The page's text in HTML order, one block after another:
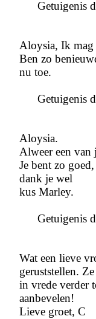
Getuigenis
Aloysia, Ik mag
Ben zo
nu toe.
Getuigenis
Aloysia.
Alweer een van
Je bent zo
dank je wel
kus Marley.
Getuigenis
Wat een lieve
geruststellen.
in vrede verder
aanbevelen!
Lieve groet, C